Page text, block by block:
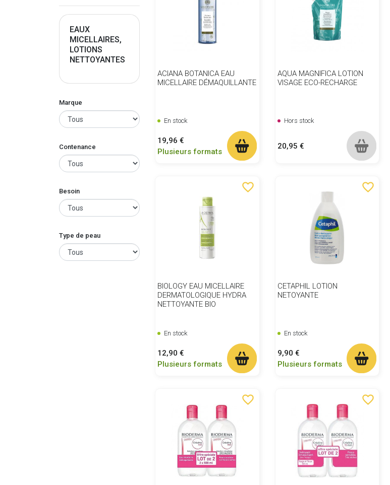
EAUX
MICELLAIRES,
LOTIONS
NETTOYANTES
Marque
Contenance
Besoin
Type de peau
ACIANA BOTANICA EAU
MICELLAIRE DÉMAQUILLANTE
En stock
Prix
19,96 €
Plusieurs formats
AQUA MAGNIFICA LOTION
VISAGE ECO-RECHARGE
Hors stock
Prix
20,95 €
favorite_border
BIOLOGY EAU MICELLAIRE
DERMATOLOGIQUE HYDRA
NETTOYANTE BIO
En stock
Prix
12,90 €
Plusieurs formats
favorite_border
CETAPHIL LOTION
NETOYANTE
En stock
Prix
9,90 €
Plusieurs formats
favorite_border favorite_border